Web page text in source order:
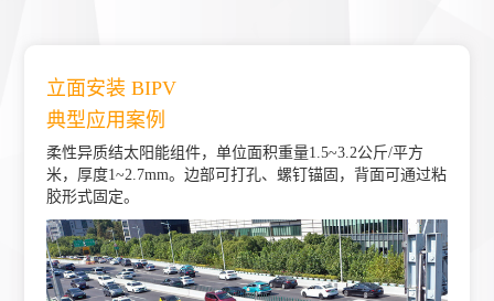
立面安装 BIPV
典型应用案例
柔性异质结太阳能组件，单位面积重量1.5~3.2公斤/平方
米，厚度1~2.7mm。边部可打孔、螺钉锚固，背面可通过粘
胶形式固定。